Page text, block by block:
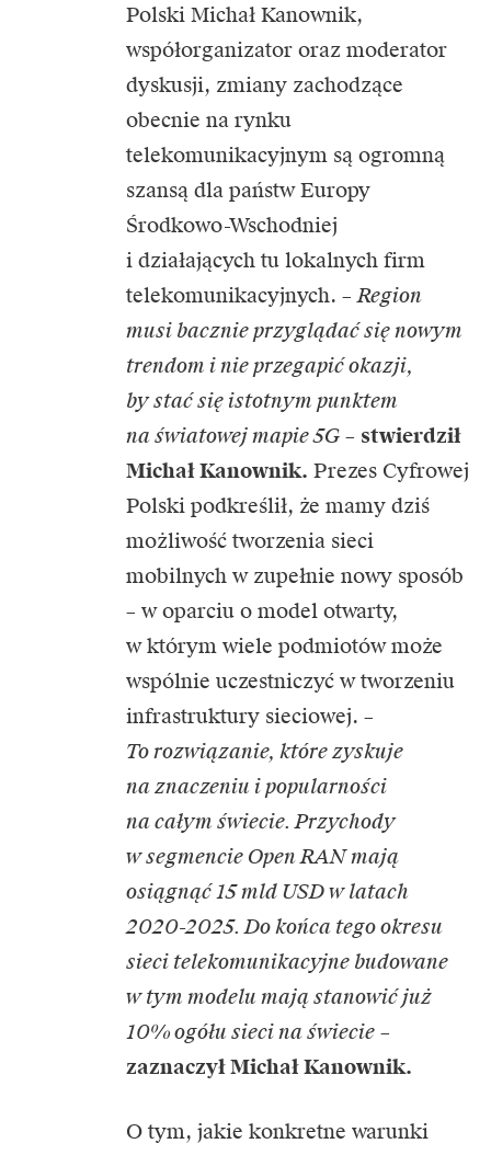
Polski Michał Kanownik,
współorganizator oraz moderator
dyskusji, zmiany zachodzące
obecnie na rynku
telekomunikacyjnym są ogromną
szansą dla państw Europy
Środkowo-Wschodniej
i działających tu lokalnych firm
telekomunikacyjnych. –Region
musi bacznie przyglądać się nowym
trendom i nie przegapić okazji,
by stać się istotnym punktem
na światowej mapie 5G – stwierdził
Michał Kanownik. Prezes Cyfrowej
Polski podkreślił, że mamy dziś
możliwość tworzenia sieci
mobilnych w zupełnie nowy sposób
– w oparciu o model otwarty,
w którym wiele podmiotów może
wspólnie uczestniczyć w tworzeniu
infrastruktury sieciowej. –
To rozwiązanie, które zyskuje
na znaczeniu i popularności
na całym świecie. Przychody
w segmencie Open RAN mają
osiągnąć 15 mld USD w latach
2020-2025. Do końca tego okresu
sieci telekomunikacyjne budowane
w tym modelu mają stanowić już
10% ogółu sieci na świecie –
zaznaczył Michał Kanownik.
O tym, jakie konkretne warunki